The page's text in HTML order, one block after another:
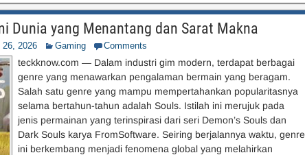
Dunia yang Menantang dan Sarat Makna
26, 2026 Gaming Comments
teckknow.com — Dalam industri gim modern, terdapat berbagai
genre yang menawarkan pengalaman bermain yang beragam.
Salah satu genre yang mampu mempertahankan popularitasnya
selama bertahun-tahun adalah Souls. Istilah ini merujuk pada
jenis permainan yang terinspirasi dari seri Demon’s Souls dan
Dark Souls karya FromSoftware. Seiring berjalannya waktu, genre
ini berkembang menjadi fenomena global yang melahirkan